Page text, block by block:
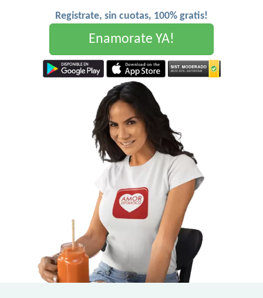
Registrate, sin cuotas, 100% gratis!
Enamorate YA!